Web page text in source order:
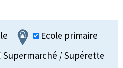
Ecole primaire
Supermarché / Supérette